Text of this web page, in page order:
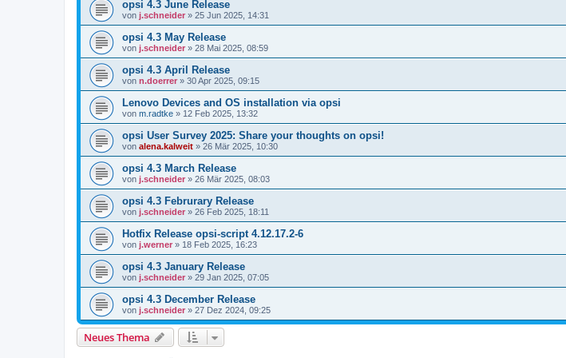
opsi 4.3 June Release
von j.schneider » 25 Jun 2025, 14:31
opsi 4.3 May Release
von j.schneider » 28 Mai 2025, 08:59
opsi 4.3 April Release
von n.doerrer » 30 Apr 2025, 09:15
Lenovo Devices and OS installation via opsi
von m.radtke » 12 Feb 2025, 13:32
opsi User Survey 2025: Share your thoughts on opsi!
von alena.kalweit » 26 Mär 2025, 10:30
opsi 4.3 March Release
von j.schneider » 26 Mär 2025, 08:03
opsi 4.3 Februrary Release
von j.schneider » 26 Feb 2025, 18:11
Hotfix Release opsi-script 4.12.17.2-6
von j.werner » 18 Feb 2025, 16:23
opsi 4.3 January Release
von j.schneider » 29 Jan 2025, 07:05
opsi 4.3 December Release
von j.schneider » 27 Dez 2024, 09:25
Neues Thema